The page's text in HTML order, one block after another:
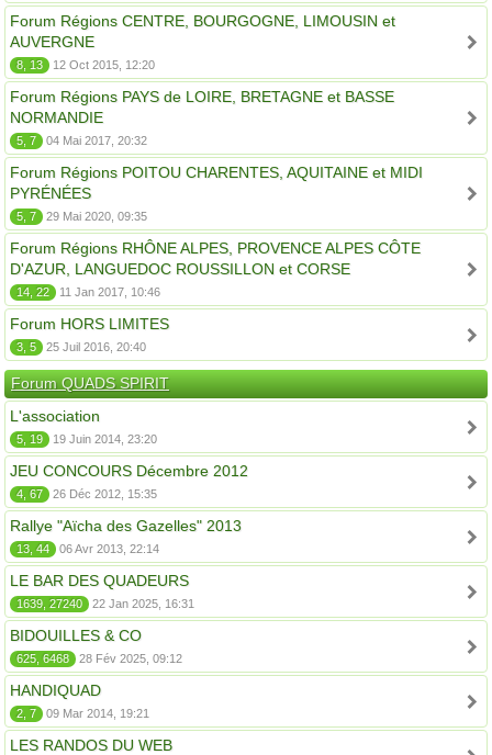
Forum Régions CENTRE, BOURGOGNE, LIMOUSIN et
AUVERGNE
8, 13 12 Oct 2015, 12:20
Forum Régions PAYS de LOIRE, BRETAGNE et BASSE
NORMANDIE
5, 7 04 Mai 2017, 20:32
Forum Régions POITOU CHARENTES, AQUITAINE et MIDI
PYRÉNÉES
5, 7 29 Mai 2020, 09:35
Forum Régions RHÔNE ALPES, PROVENCE ALPES CÔTE
D'AZUR, LANGUEDOC ROUSSILLON et CORSE
14, 22 11 Jan 2017, 10:46
Forum HORS LIMITES
3, 5 25 Juil 2016, 20:40
Forum QUADS SPIRIT
L'association
5, 19 19 Juin 2014, 23:20
JEU CONCOURS Décembre 2012
4, 67 26 Déc 2012, 15:35
Rallye "Aïcha des Gazelles" 2013
13, 44 06 Avr 2013, 22:14
LE BAR DES QUADEURS
1639, 27240 22 Jan 2025, 16:31
BIDOUILLES & CO
625, 6468 28 Fév 2025, 09:12
HANDIQUAD
2, 7 09 Mar 2014, 19:21
LES RANDOS DU WEB